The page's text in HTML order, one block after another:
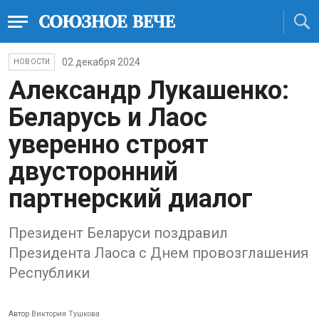
НОВОСТИ 02 декабря 2024
Александр Лукашенко:
Беларусь и Лаос
уверенно строят
двусторонний
партнерский диалог
Президент Беларуси поздравил
Президента Лаоса с Днем провозглашения
Республики
Автор Виктория Тушкова